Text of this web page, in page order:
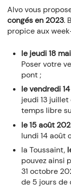
Alvo vous
congés en 2023.
propice aux
le jeudi 18
Poser votre
pont ;
le vendredi
jeudi 13
temps libre
le 15 août
lundi 14 août
la Toussaint,
pouvez ainsi
31 octobre
de 5 jours de